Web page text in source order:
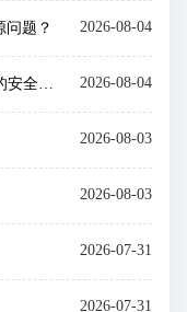
问题？ 2026-08-04
如何保证本地化部署的自动化测试平台的安全性？ 2026-08-04
2026-08-03
2026-08-03
2026-07-31
2026-07-31